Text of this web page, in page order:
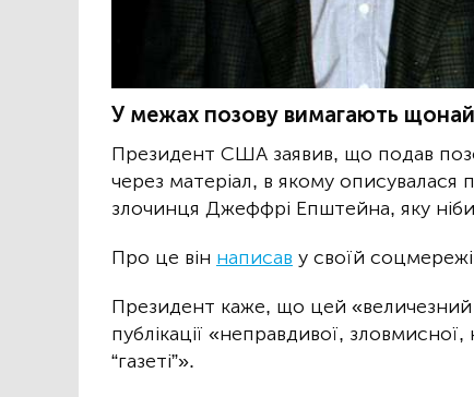
У межах позову вимагають
Президент США заявив, що подав
через матеріал, в якому описувалася
злочинця Джеффрі Епштейна, яку
Про це він написав у своїй
Президент каже, що цей «величезний
публікації «неправдивої,
“газеті”».